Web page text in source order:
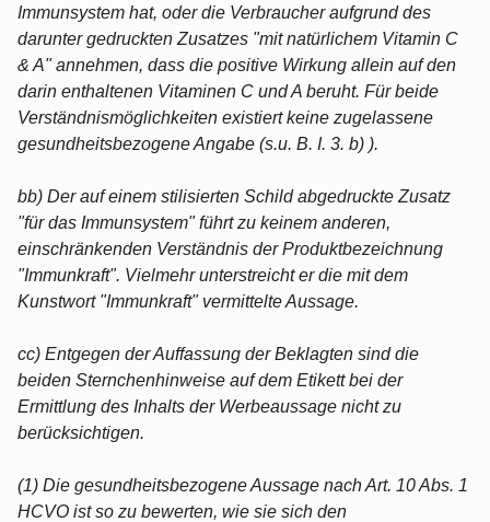
Immunsystem hat, oder die Verbraucher aufgrund des
darunter gedruckten Zusatzes "mit natürlichem Vitamin C
& A" annehmen, dass die positive Wirkung allein auf den
darin enthaltenen Vitaminen C und A beruht. Für beide
Verständnismöglichkeiten existiert keine zugelassene
gesundheitsbezogene Angabe (s.u. B. I. 3. b) ).
bb) Der auf einem stilisierten Schild abgedruckte Zusatz
"für das Immunsystem" führt zu keinem anderen,
einschränkenden Verständnis der Produktbezeichnung
"Immunkraft". Vielmehr unterstreicht er die mit dem
Kunstwort "Immunkraft" vermittelte Aussage.
cc) Entgegen der Auffassung der Beklagten sind die
beiden Sternchenhinweise auf dem Etikett bei der
Ermittlung des Inhalts der Werbeaussage nicht zu
berücksichtigen.
(1) Die gesundheitsbezogene Aussage nach Art. 10 Abs. 1
HCVO ist so zu bewerten, wie sie sich den